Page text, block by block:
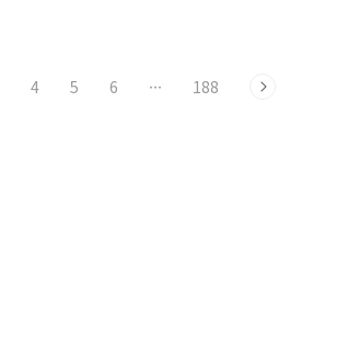
4 5 6 ··· 188